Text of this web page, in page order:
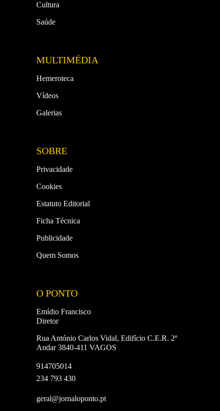
Cultura
Saúde
MULTIMÉDIA
Hemeroteca
Vídeos
Galerias
SOBRE
Privacidade
Cookies
Estatuto Editorial
Ficha Técnica
Publicidade
Quem Somos
O PONTO
Emídio Francisco
Diretor
Rua António Carlos Vidal, Edifício C.E.R. 2º
Andar 3840-411 VAGOS
914705014
234 793 430
geral@jornaloponto.pt